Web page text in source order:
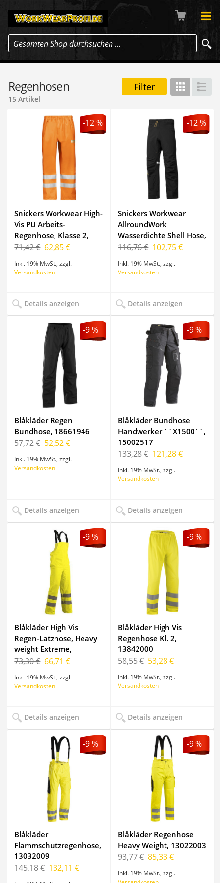
Gesamten Shop durchsuchen …
Regenhosen Filter Gitter
15 Artikel
-12 %
Snickers Workwear High-
Vis PU Arbeits-
Regenhose, Klasse 2,
8243
71,42 € 62,85 €
Inkl. 19% MwSt.,zzgl.
Versandkosten
Details anzeigen
-12 %
Snickers Workwear
AllroundWork
Wasserdichte Shell Hose,
6901
116,76 € 102,75 €
Inkl. 19% MwSt.,zzgl.
Versandkosten
Details anzeigen
-9 %
Blåkläder Regen
Bundhose, 18661946
57,72 € 52,52 €
Inkl. 19% MwSt. ,zzgl.
Versandkosten
Details anzeigen
-9 %
Blåkläder Bundhose
Handwerker ´´X1500´´,
15002517
133,28 € 121,28 €
Inkl. 19% MwSt. ,zzgl.
Versandkosten
Details anzeigen
-9 %
Blåkläder High Vis
Regen-Latzhose, Heavy
weight Extreme,
13862005
73,30 € 66,71 €
Inkl. 19% MwSt.,zzgl.
Versandkosten
Details anzeigen
-9 %
Blåkläder High Vis
Regenhose Kl. 2,
13842000
58,55 € 53,28 €
Inkl. 19% MwSt. ,zzgl.
Versandkosten
Details anzeigen
-9 %
Blåkläder
Flammschutzregenhose,
13032009
145,18 € 132,11 €
-9 %
Blåkläder Regenhose
Heavy Weight, 13022003
93,77 € 85,33 €
Inkl. 19% MwSt. ,zzgl.